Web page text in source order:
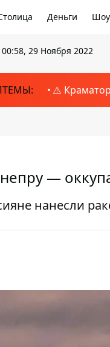
Деньги
00:58, 29 Ноября 2022
⚠️
—
нанесли